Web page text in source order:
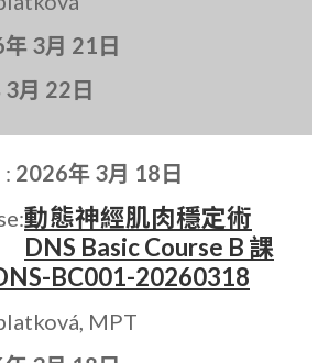
3月 21日
月 22日
2026年 3月 18日
動態神經肌肉穩定術
DNS Basic Course B 課
BC001-20260318
MPT